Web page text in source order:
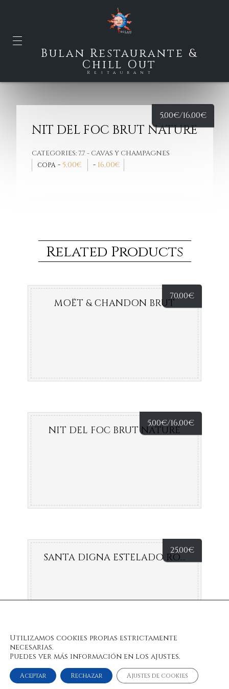
Bulan Restaurante &
Chill Out
Restaurant
NIT DEL FOC BRUT NATURE
CATEGORIES:7.7 - CAVAS Y CHAMPAGNES
COPA- 5,00€ - 16,00€
5,00€/16,00€
Related Products
70,00€
MOËT & CHANDON BRUT
5,00€/16,00€
NIT DEL FOC BRUT NATURE
25,00€
SANTA DIGNA ESTELADO ROSÉ
Utilizamos cookies propias estrictamente
necesarias.
Puedes ver más información en los ajustes.
Aceptar Rechazar Ajustes de cookies